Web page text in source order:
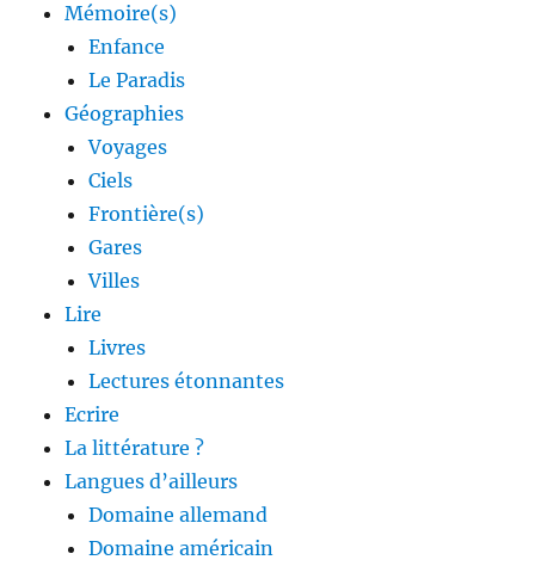
Mémoire(s)
Enfance
Le Paradis
Géographies
Voyages
Ciels
Frontière(s)
Gares
Villes
Lire
Livres
Lectures étonnantes
Ecrire
La littérature ?
Langues d’ailleurs
Domaine allemand
Domaine américain